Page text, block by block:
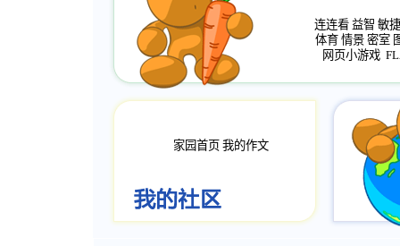
连连看 益智 敏捷
体育 情景 密室
网页小游戏
家园首页 我的作文